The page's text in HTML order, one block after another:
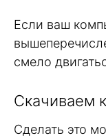
Если ваш
смело
Скачиваем
Сделать это